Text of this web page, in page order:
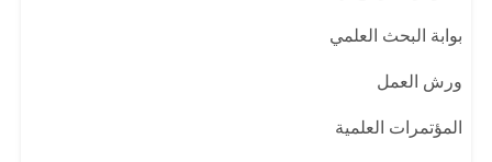
بوابة البحث العلمي
ورش العمل
المؤتمرات العلمية